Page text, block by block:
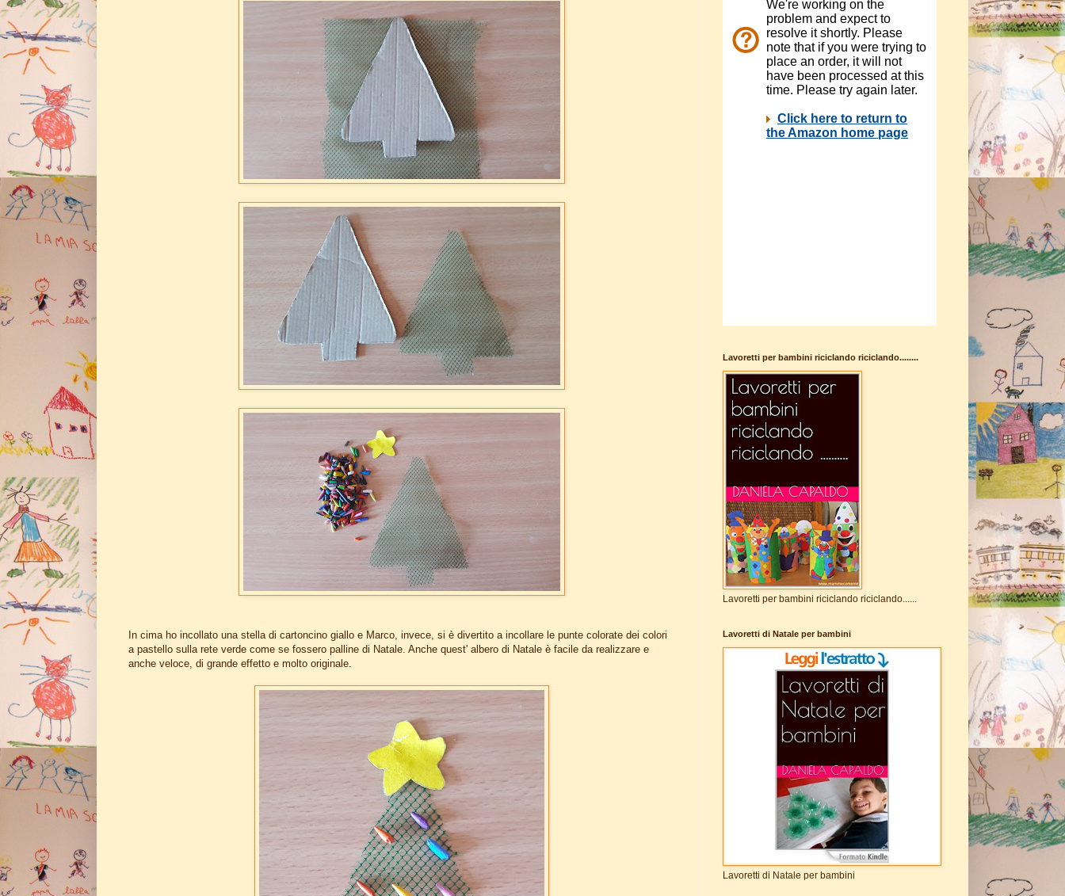
In cima ho incollato una stella di cartoncino giallo e Marco, invece, si è divertito a incollare le punte colorate dei colori
a pastello sulla rete verde come se fossero palline di Natale. Anche quest' albero di Natale è facile da realizzare e
anche veloce, di grande effetto e molto originale.
Lavoretti per bambini riciclando riciclando........
Lavoretti per bambini riciclando riciclando......
Lavoretti di Natale per bambini
Lavoretti di Natale per bambini